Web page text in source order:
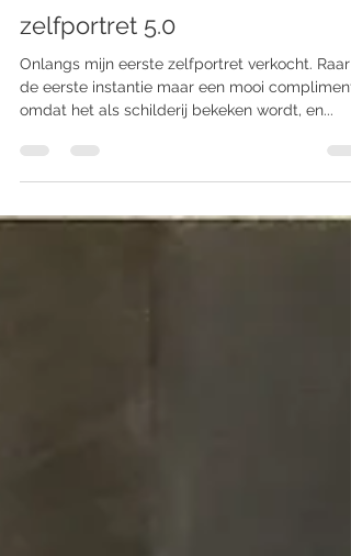
Nov 29, 2020
1 min read
zelfportret 5.0
Onlangs mijn eerste zelfportret verkocht. Raar
omdat het als schilderij bekeken wordt, en...